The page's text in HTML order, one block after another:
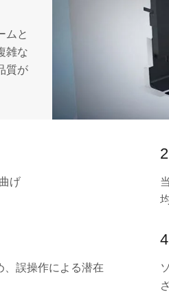
ムと
雑な
質が
げ
、誤操作による潜在